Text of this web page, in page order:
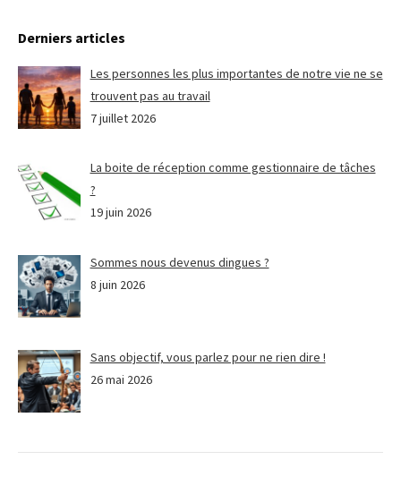
Derniers articles
Les personnes les plus importantes de notre vie ne se
trouvent pas au travail
7 juillet 2026
La boite de réception comme gestionnaire de tâches
?
19 juin 2026
Sommes nous devenus dingues ?
8 juin 2026
Sans objectif, vous parlez pour ne rien dire !
26 mai 2026